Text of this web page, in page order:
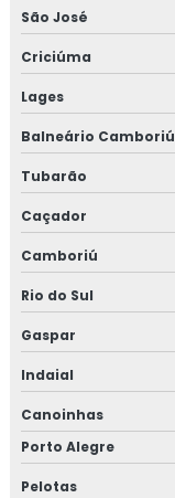
São José
Criciúma
Lages
Balneário Camboriú
Tubarão
Caçador
Camboriú
Rio do Sul
Gaspar
Indaial
Canoinhas
Porto Alegre
Pelotas